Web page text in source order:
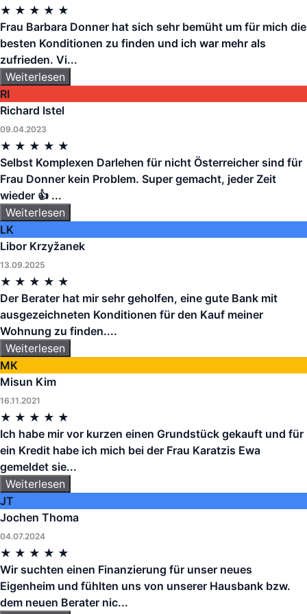
★ ★ ★ ★ ★
Frau Barbara Donner hat sich sehr bemüht um für mich die
besten Konditionen zu finden und ich war mehr als
zufrieden. Vi...
Weiterlesen
RI
Richard Istel
09.04.2023
★ ★ ★ ★ ★
Selbst Komplexen Darlehen für nicht Österreicher sind für
Frau Donner kein Problem. Super gemacht, jeder Zeit
wieder 👍 ...
Weiterlesen
LK
Libor Krzyžanek
13.09.2025
★ ★ ★ ★ ★
Der Berater hat mir sehr geholfen, eine gute Bank mit
ausgezeichneten Konditionen für den Kauf meiner
Wohnung zu finden....
Weiterlesen
MK
Misun Kim
16.11.2021
★ ★ ★ ★ ★
Ich habe mir vor kurzen einen Grundstück gekauft und für
ein Kredit habe ich mich bei der Frau Karatzis Ewa
gemeldet sie...
Weiterlesen
JT
Jochen Thoma
04.07.2024
★ ★ ★ ★ ★
Wir suchten einen Finanzierung für unser neues
Eigenheim und fühlten uns von unserer Hausbank bzw.
dem neuen Berater nic...